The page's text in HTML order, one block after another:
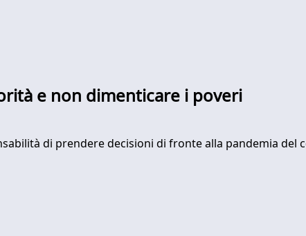
e non dimenticare i poveri
di prendere decisioni di fronte alla pandemia del